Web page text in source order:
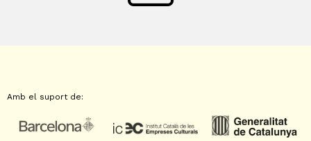
Amb el suport de: